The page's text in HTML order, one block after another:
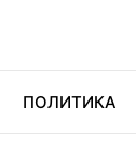
ПОЛИТИКА